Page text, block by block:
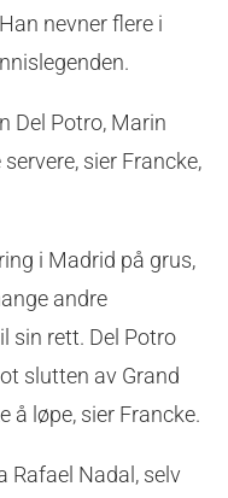
nevner flere i
Del Potro, Marin
sier Francke,
i Madrid på grus,
andre
sin rett. Del Potro
slutten av Grand
å løpe, sier Francke.
Rafael Nadal, selv